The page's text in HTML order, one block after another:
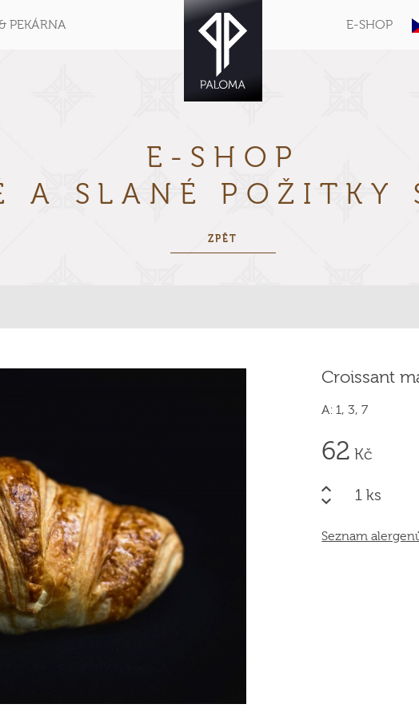
PEKÁRNA E-SHOP
E-SHOP
A SLANÉ POŽITKY
ZPĚT
Croissant
A: 1, 3, 7
62 Kč
ks
Seznam